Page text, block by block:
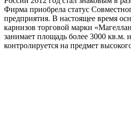
Фирма приобрела статус
предприятия. В настоящее время
карнизов торговой марки
занимает площадь более 3000 кв.м.
контролируется на предмет